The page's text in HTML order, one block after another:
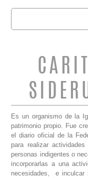
Buscar
Es un organismo de la
patrimonio propio. Fue
el diario oficial de la
para realizar
personas indigentes o
incorporarlas a una
necesidades, e inculcar